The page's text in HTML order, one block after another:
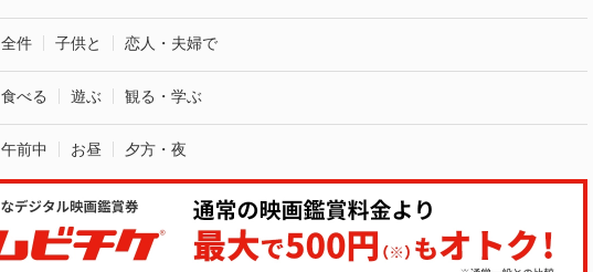
全件 子供と 恋人・夫婦で
食べる 遊ぶ 観る・学ぶ
午前中 お昼 夕方・夜